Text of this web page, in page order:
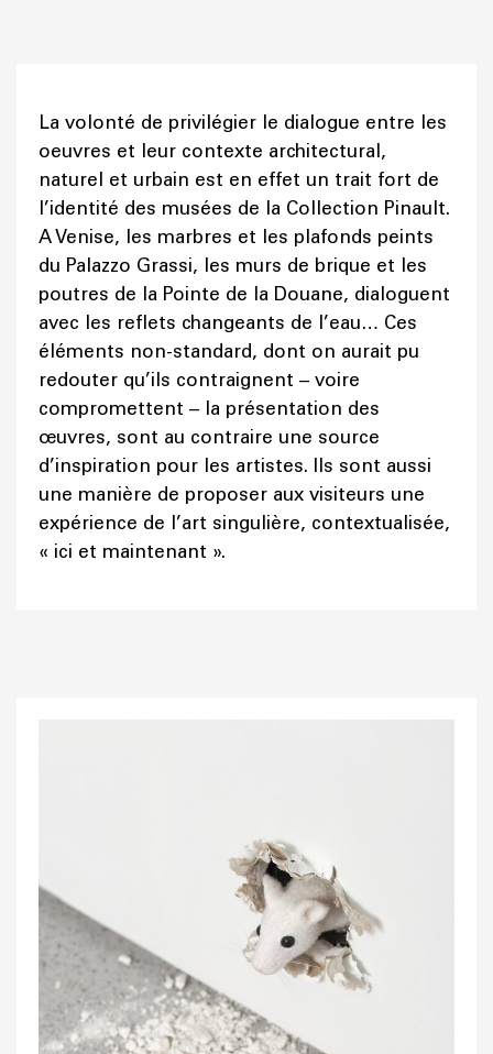
La volonté de privilégier le dialogue entre les
oeuvres et leur contexte architectural,
naturel et urbain est en effet un trait fort de
l’identité des musées de la Collection Pinault.
A Venise, les marbres et les plafonds peints
du Palazzo Grassi, les murs de brique et les
poutres de la Pointe de la Douane, dialoguent
avec les reflets changeants de l’eau… Ces
éléments non-standard, dont on aurait pu
redouter qu’ils contraignent – voire
compromettent – la présentation des
œuvres, sont au contraire une source
d’inspiration pour les artistes. Ils sont aussi
une manière de proposer aux visiteurs une
expérience de l’art singulière, contextualisée,
« ici et maintenant ».